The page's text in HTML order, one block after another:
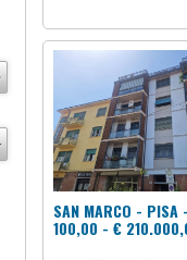
SAN MARCO - PISA
100,00 - €